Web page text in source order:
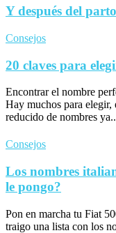
Y después del
Consejos
20 claves para
Encontrar el nombre
Hay muchos para elegir,
reducido de nombres
Consejos
Los nombres
le pongo?
Pon en marcha tu Fiat
traigo una lista con los